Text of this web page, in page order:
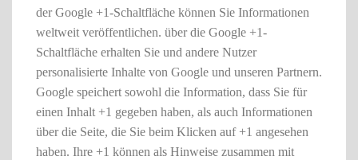
der Google +1-Schaltfläche können Sie Informationen
weltweit veröffentlichen. über die Google +1-
Schaltfläche erhalten Sie und andere Nutzer
personalisierte Inhalte von Google und unseren Partnern.
Google speichert sowohl die Information, dass Sie für
einen Inhalt +1 gegeben haben, als auch Informationen
über die Seite, die Sie beim Klicken auf +1 angesehen
haben. Ihre +1 können als Hinweise zusammen mit